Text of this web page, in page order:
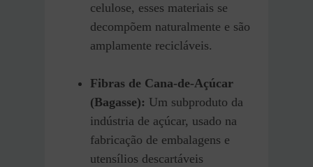
celulose, esses materiais se
decompõem naturalmente e são
amplamente recicláveis.
Fibras de Cana-de-Açúcar
(Bagasse): Um subproduto da
indústria de açúcar, usado na
fabricação de embalagens e
utensílios descartáveis